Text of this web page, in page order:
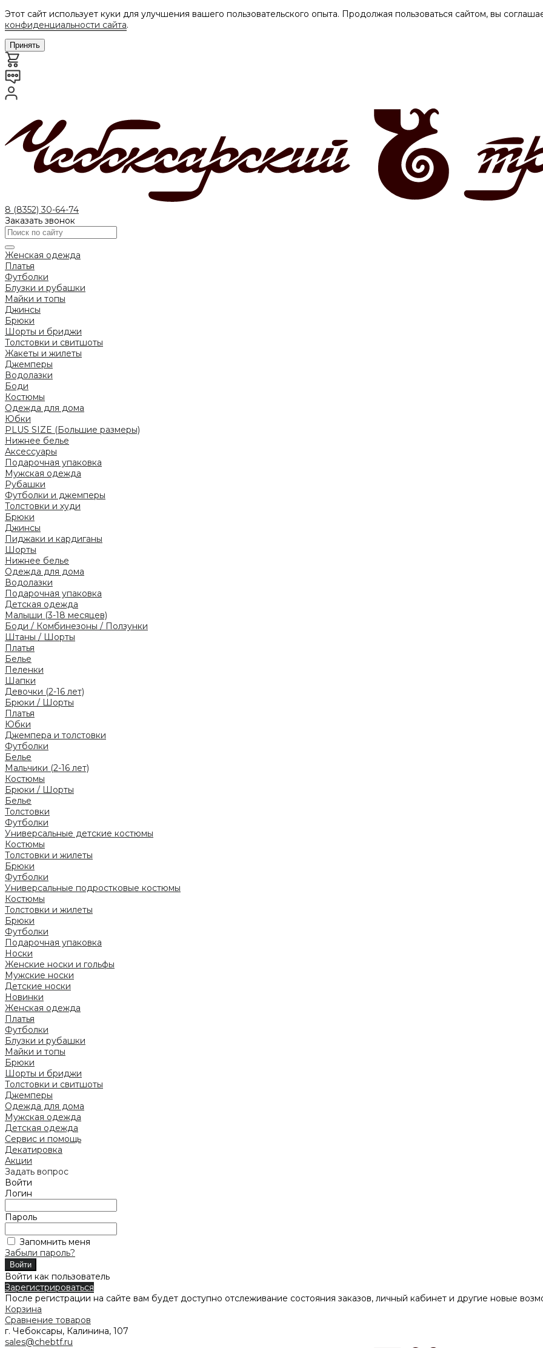
Этот сайт использует куки для улучшения вашего пользовательского опыта. Продолжая пользоваться сайтом, вы
конфиденциальности сайта.
Принять
8 (8352) 30-64-74
Заказать звонок
Женская одежда
Платья
Футболки
Блузки и рубашки
Майки и топы
Джинсы
Брюки
Шорты и бриджи
Толстовки и свитшоты
Жакеты и жилеты
Джемперы
Водолазки
Боди
Костюмы
Одежда для дома
Юбки
PLUS SIZE (Большие размеры)
Нижнее белье
Аксессуары
Подарочная упаковка
Мужская одежда
Рубашки
Футболки и джемперы
Толстовки и худи
Брюки
Джинсы
Пиджаки и кардиганы
Шорты
Нижнее белье
Одежда для дома
Водолазки
Подарочная упаковка
Детская одежда
Малыши (3-18 месяцев)
Боди / Комбинезоны / Ползунки
Штаны / Шорты
Платья
Белье
Пеленки
Шапки
Девочки (2-16 лет)
Брюки / Шорты
Платья
Юбки
Джемпера и толстовки
Футболки
Белье
Мальчики (2-16 лет)
Костюмы
Брюки / Шорты
Белье
Толстовки
Футболки
Универсальные детские костюмы
Костюмы
Толстовки и жилеты
Брюки
Футболки
Универсальные подростковые костюмы
Костюмы
Толстовки и жилеты
Брюки
Футболки
Подарочная упаковка
Носки
Женские носки и гольфы
Мужские носки
Детские носки
Новинки
Женская одежда
Платья
Футболки
Блузки и рубашки
Майки и топы
Брюки
Шорты и бриджи
Толстовки и свитшоты
Джемперы
Одежда для дома
Мужская одежда
Детская одежда
Сервис и помощь
Декатировка
Акции
Задать вопрос
Войти
Логин
Пароль
Запомнить меня
Забыли пароль?
Войти как пользователь
Зарегистрироваться
После регистрации на сайте вам будет доступно отслеживание состояния заказов, личный кабинет и другие новые
Корзина
Сравнение товаров
г. Чебоксары, Калинина, 107
sales@chebtf.ru